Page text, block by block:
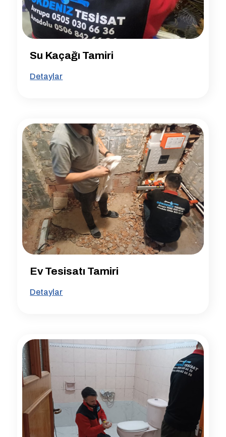
Su Kaçağı Tamiri
Detaylar
Ev Tesisatı Tamiri
Detaylar